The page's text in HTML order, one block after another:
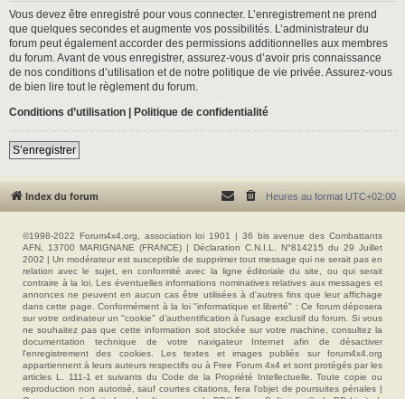
Vous devez être enregistré pour vous connecter. L’enregistrement ne prend
que quelques secondes et augmente vos possibilités. L’administrateur du
forum peut également accorder des permissions additionnelles aux membres
du forum. Avant de vous enregistrer, assurez-vous d’avoir pris connaissance
de nos conditions d’utilisation et de notre politique de vie privée. Assurez-vous
de bien lire tout le règlement du forum.
Conditions d’utilisation | Politique de confidentialité
S’enregistrer
Index du forum Heures au format UTC+02:00
©1998-2022 Forum4x4.org, association loi 1901 | 36 bis avenue des Combattants
AFN, 13700 MARIGNANE (FRANCE) | Déclaration C.N.I.L. N°814215 du 29 Juillet
2002 | Un modérateur est susceptible de supprimer tout message qui ne serait pas en
relation avec le sujet, en conformité avec la ligne éditoriale du site, ou qui serait
contraire à la loi. Les éventuelles informations nominatives relatives aux messages et
annonces ne peuvent en aucun cas être utilisées à d'autres fins que leur affichage
dans cette page. Conformément à la loi "informatique et liberté" : Ce forum déposera
sur votre ordinateur un "cookie" d’authentification à l'usage exclusif du forum. Si vous
ne souhaitez pas que cette information soit stockée sur votre machine, consultez la
documentation technique de votre navigateur Internet afin de désactiver
l'enregistrement des cookies. Les textes et images publiés sur forum4x4.org
appartiennent à leurs auteurs respectifs ou à Free Forum 4x4 et sont protégés par les
articles L. 111-1 et suivants du Code de la Propriété Intellectuelle. Toute copie ou
reproduction non autorisé, sauf courtes citations, fera l'objet de poursuites pénales |